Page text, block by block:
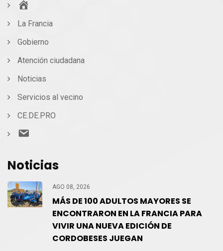
La Francia
Gobierno
Atención ciudadana
Noticias
Servicios al vecino
CE.DE.PRO
Noticias
AGO 08, 2026
MÁS DE 100 ADULTOS MAYORES SE
ENCONTRARON EN LA FRANCIA PARA
VIVIR UNA NUEVA EDICIÓN DE
CORDOBESES JUEGAN